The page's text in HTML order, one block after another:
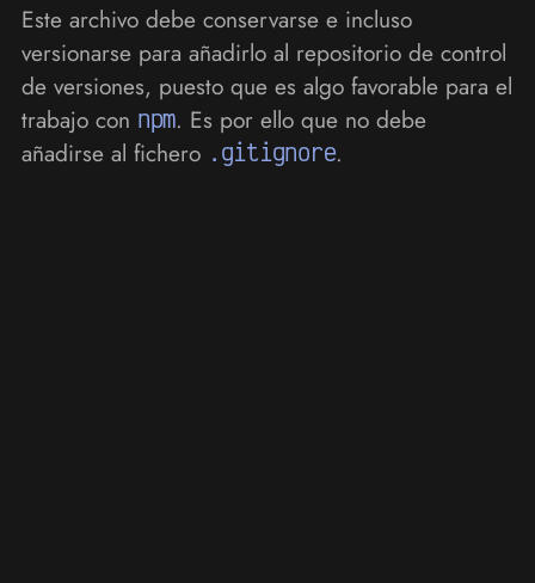
Este archivo debe conservarse e incluso
versionarse para añadirlo al repositorio de control
de versiones, puesto que es algo favorable para el
trabajo con npm. Es por ello que no debe
añadirse al fichero .gitignore.